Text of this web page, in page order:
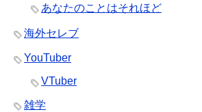
あなたのことはそれほど
海外セレブ
YouTuber
VTuber
雑学